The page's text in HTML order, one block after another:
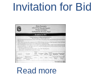
Invitation for
Read more